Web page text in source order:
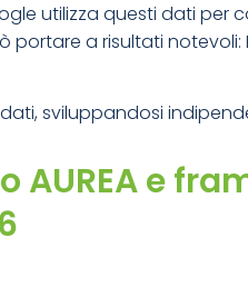
utilizza questi dati per
portare a risultati
sviluppandosi
e